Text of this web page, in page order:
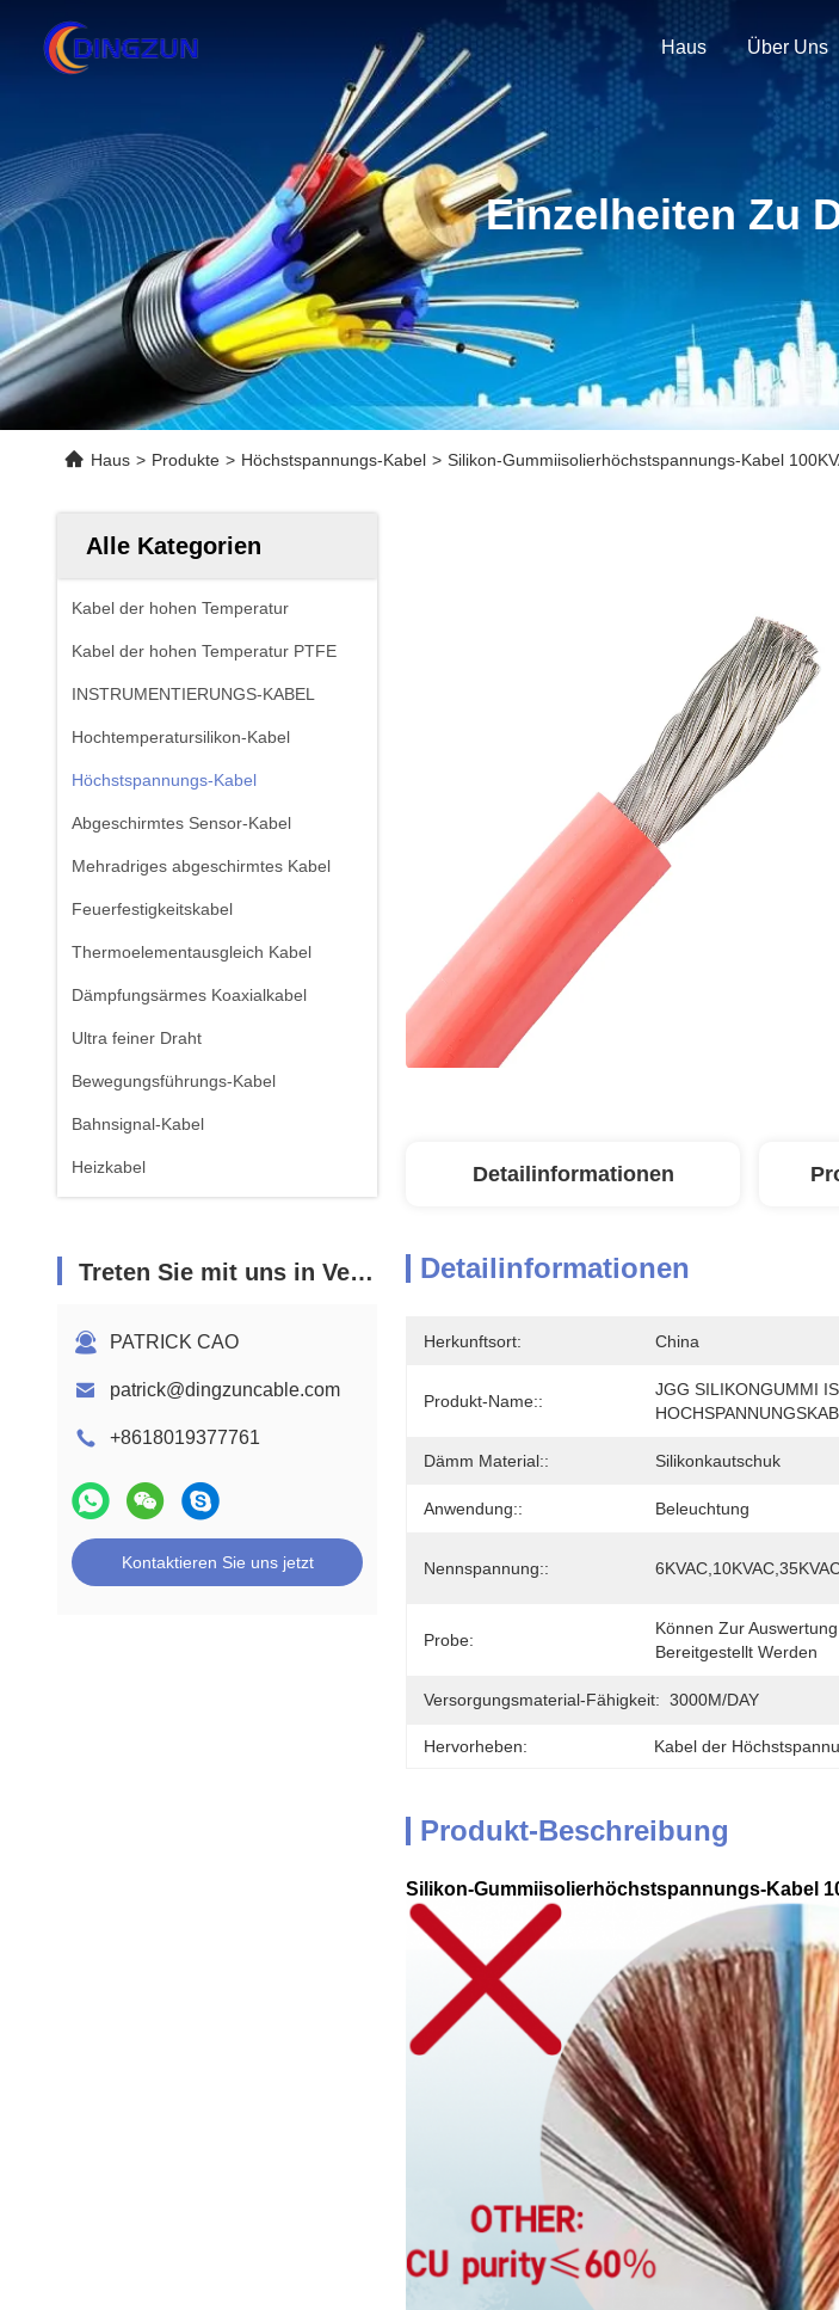
Haus Über Uns
Einzelheiten Zu
Haus > Produkte > Höchstspannungs-Kabel > Silikon-Gummiisolierhöchstspannungs-Kabel
Alle Kategorien
Kabel der hohen Temperatur
Kabel der hohen Temperatur PTFE
INSTRUMENTIERUNGS-KABEL
Hochtemperatursilikon-Kabel
Höchstspannungs-Kabel
Abgeschirmtes Sensor-Kabel
Mehradriges abgeschirmtes Kabel
Feuerfestigkeitskabel
Thermoelementausgleich Kabel
Dämpfungsärmes Koaxialkabel
Ultra feiner Draht
Bewegungsführungs-Kabel
Bahnsignal-Kabel
Heizkabel
Treten Sie mit uns in Verbindung
PATRICK CAO
patrick@dingzuncable.com
+8618019377761
Kontaktieren Sie uns jetzt
Detailinformationen
Detailinformationen
Herkunftsort: China
Produkt-Name::
JGG SILIKONGUMMI
Dämm Material:: Silikonkautschuk
Anwendung:: Beleuchtung
Nennspannung::
Probe:
Können Zur Auswertung
Bereitgestellt Werden
Versorgungsmaterial-Fähigkeit: 3000M/DAY
Hervorheben: Kabel der
Produkt-Beschreibung
Silikon-Gummiisolierhöchstspannungs-Kabel